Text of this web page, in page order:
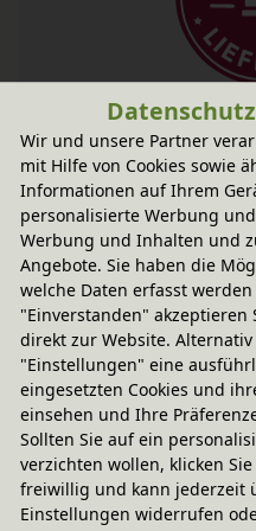
Fairer Paketversand
2,95 € innerhalb ...
Sofort lieferbar-
CO2-neutraler
weitere Informationen
Technische
En Gry & Sif
Wir und unsere Partner
mit Hilfe von Cookies sowie
Informationen auf Ihrem
personalisierte Werbung
Werbung und Inhalten und
Angebote. Sie haben die
welche Daten erfasst
"Einverstanden" akzeptieren
direkt zur Website.
"Einstellungen" eine
eingesetzten Cookies und
einsehen und Ihre
Sollten Sie auf ein
verzichten wollen, klicken
freiwillig und kann jederzeit
Einstellungen widerrufen